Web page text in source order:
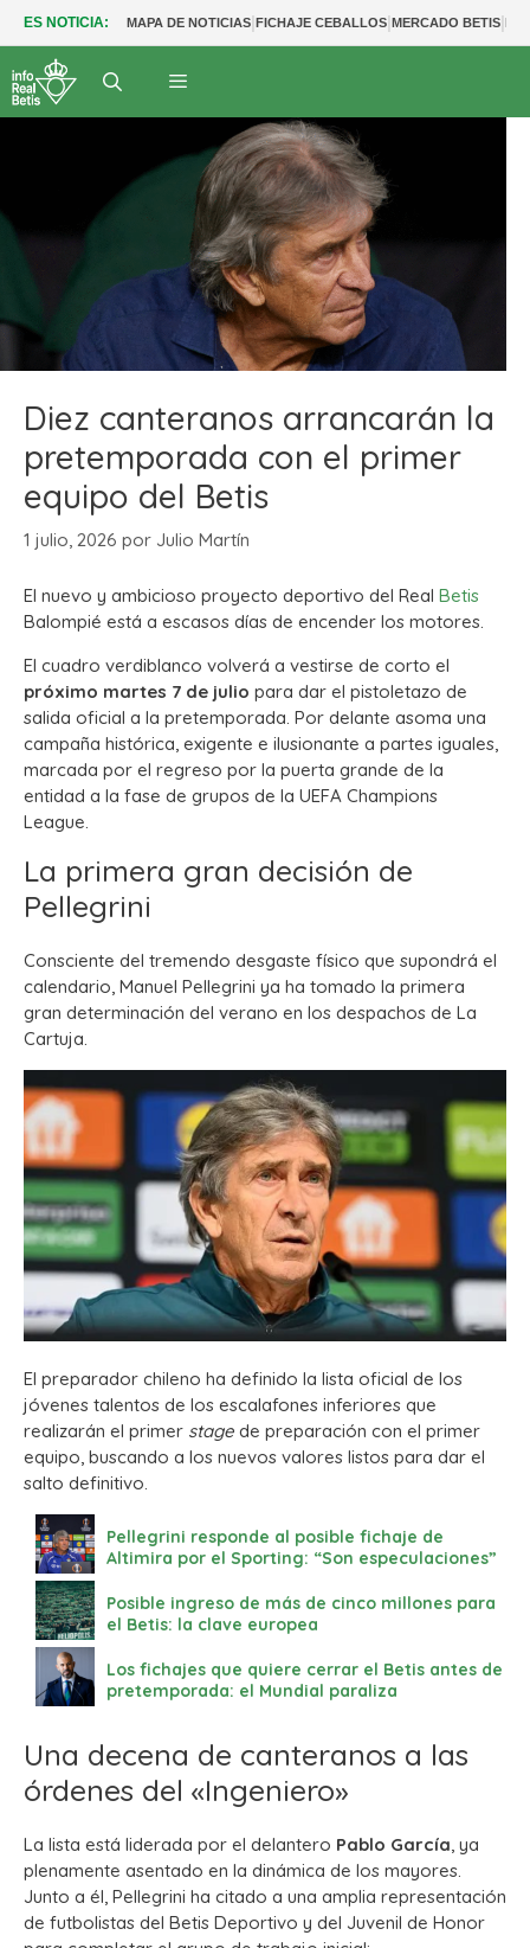
ES NOTICIA: MAPA DE NOTICIAS|FICHAJE CEBALLOS|MERCADO BETIS|
Diez canteranos arrancarán la
pretemporada con el primer
equipo del Betis
1 julio, 2026 por Julio Martín
El nuevo y ambicioso proyecto deportivo del Real Betis
Balompié está a escasos días de encender los motores.
El cuadro verdiblanco volverá a vestirse de corto el
próximo martes 7 de julio para dar el pistoletazo de
salida oficial a la pretemporada. Por delante asoma una
campaña histórica, exigente e ilusionante a partes iguales,
marcada por el regreso por la puerta grande de la
entidad a la fase de grupos de la UEFA Champions
League.
La primera gran decisión de
Pellegrini
Consciente del tremendo desgaste físico que supondrá el
calendario, Manuel Pellegrini ya ha tomado la primera
gran determinación del verano en los despachos de La
Cartuja.
El preparador chileno ha definido la lista oficial de los
jóvenes talentos de los escalafones inferiores que
realizarán el primer stage de preparación con el primer
equipo, buscando a los nuevos valores listos para dar el
salto definitivo.
Pellegrini responde al posible fichaje de
Altimira por el Sporting: “Son especulaciones”
Posible ingreso de más de cinco millones para
el Betis: la clave europea
Los fichajes que quiere cerrar el Betis antes de
pretemporada: el Mundial paraliza
Una decena de canteranos a las
órdenes del «Ingeniero»
La lista está liderada por el delantero Pablo García, ya
plenamente asentado en la dinámica de los mayores.
Junto a él, Pellegrini ha citado a una amplia representación
de futbolistas del Betis Deportivo y del Juvenil de Honor